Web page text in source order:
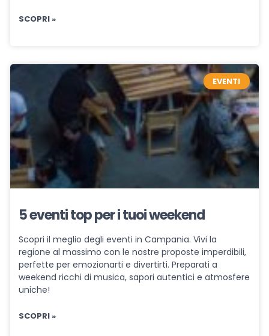
SCOPRI »
EVENTI
5 eventi top per i tuoi weekend
Scopri il meglio degli eventi in Campania. Vivi la
regione al massimo con le nostre proposte imperdibili,
perfette per emozionarti e divertirti. Preparati a
weekend ricchi di musica, sapori autentici e atmosfere
uniche!
SCOPRI »